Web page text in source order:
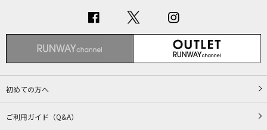
初めての方へ
ご利用ガイド（Q&A）